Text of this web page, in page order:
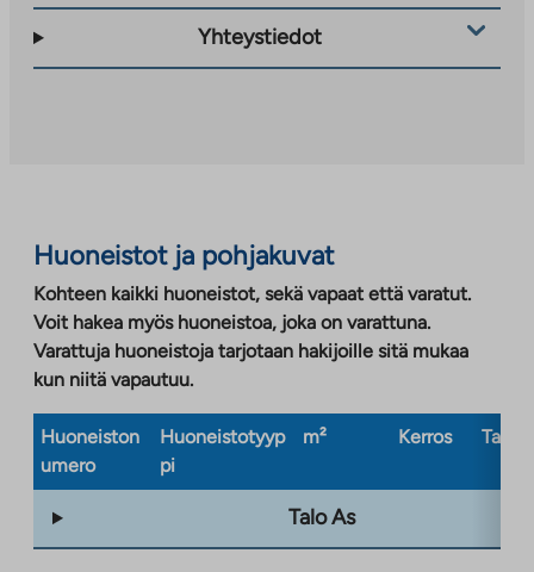
ulkopuoliseen
Yhteystiedot
Huoneistot ja pohjakuvat
Kohteen kaikki huoneistot, sekä vapaat että varatut.
Voit hakea myös huoneistoa, joka on varattuna.
Varattuja huoneistoja tarjotaan hakijoille sitä mukaa
kun niitä vapautuu.
Huoneiston
umero
Huoneistotyyp
pi
m² Kerros
Talo As